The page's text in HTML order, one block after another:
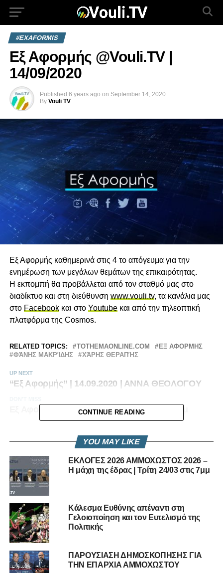
#EXAFORMIS
Εξ Αφορμής @Vouli.TV |
14/09/2020
Published 6 years ago on September 14, 2020
By Vouli TV
Εξ Αφορμής καθημερινά στις 4 το απόγευμα για την
ενημέρωση των μεγάλων θεμάτων της επικαιρότητας.
Η εκπομπή θα προβάλλεται από τον σταθμό μας στο
διαδίκτυο και στη διεύθυνση www.vouli.tv, τα κανάλια μας
στο Facebookκαι στο Youtubeκαι από την τηλεοπτική
πλατφόρμα της Cosmos.
RELATED TOPICS: TOTHEMAONLINE.COM
ΕΞ ΑΦΟΡΜΗΣ
ΦΆΝΗΣ ΜΑΚΡΊΔΗΣ
ΧΆΡΗΣ ΘΕΡΑΠΉΣ
UP NEXT
“Εξ Αφορμής” | 14.09.2020 | ΑΝΝΑ ΘΕΟΛΟΓΟΥ
Εξ Αφορμής | LIVE Πέμπτη 21/5/2020 @ 4μμ
CONTINUE READING
YOU MAY LIKE
ΕΚΛΟΓΕΣ 2026 ΑΜΜΟΧΩΣΤΟΣ 2026 –
Η μάχη της έδρας | Τρίτη 24/03 στις 7μμ
Κάλεσμα Ευθύνης απέναντι στη
Γελοιοποίηση και τον Ευτελισμό της
Πολιτικής
ΠΑΡΟΥΣΙΑΣΗ ΔΗΜΟΣΚΟΠΗΣΗΣ ΓΙΑ
ΤΗΝ ΕΠΑΡΧΙΑ ΑΜΜΟΧΩΣΤΟΥ